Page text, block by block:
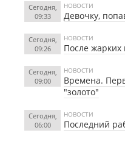
Сегодня,
09:33
НОВОСТИ
Девочку,
Сегодня,
09:26
НОВОСТИ
После
Сегодня,
09:00
НОВОСТИ
Времена.
"золото"
Сегодня,
06:00
НОВОСТИ
Последний